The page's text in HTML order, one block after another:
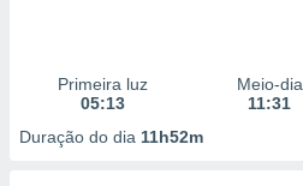
Primeira luz
05:13
Meio-dia
11:31
Duração do dia 11h52m